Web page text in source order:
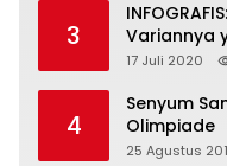
3
Variannya
17 Juli 2020
4
Senyum
Olimpiade
25 Agustus